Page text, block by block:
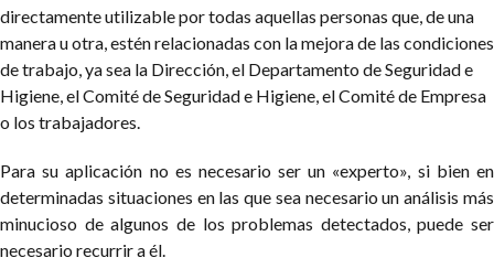
directamente utilizable por todas aquellas personas que, de una
manera u otra, estén relacionadas con la mejora de las condiciones
de trabajo, ya sea la Dirección, el Departamento de Seguridad e
Higiene, el Comité de Seguridad e Higiene, el Comité de Empresa
o los trabajadores.
Para su aplicación no es necesario ser un «experto», si bien en
determinadas situaciones en las que sea necesario un análisis más
minucioso de algunos de los problemas detectados, puede ser
necesario recurrir a él.